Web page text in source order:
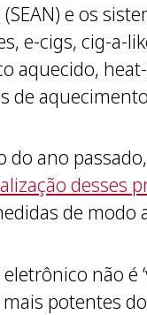
e os
e-cigs, cig-a-
aquecido,
de
do ano
desses
de modo
eletrônico não é
potentes